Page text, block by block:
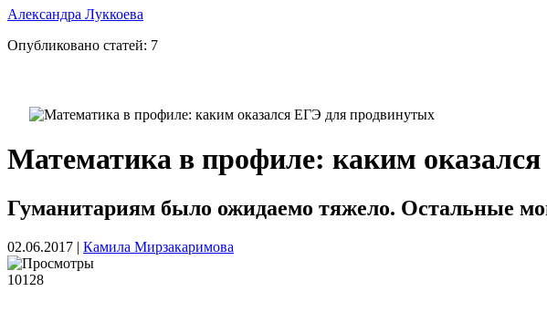
Александра Луккоева
Опубликовано статей: 7
Математика в профиле: каким
Гуманитариям было ожидаемо тяжело. Остальные
02.06.2017 | Камила Мирзакаримова
10128